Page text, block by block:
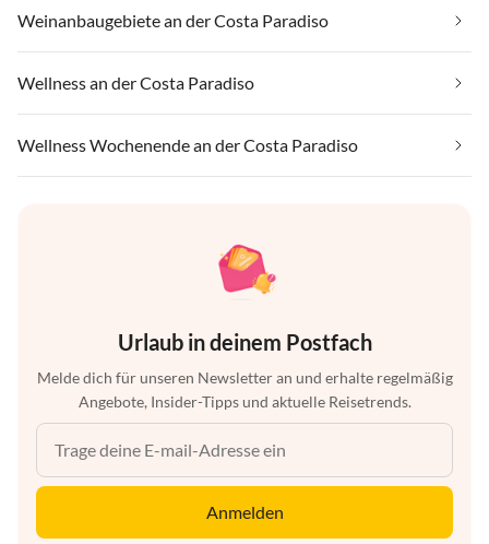
Weinanbaugebiete an der Costa Paradiso
Wellness an der Costa Paradiso
Wellness Wochenende an der Costa Paradiso
Urlaub in deinem Postfach
Melde dich für unseren Newsletter an und erhalte regelmäßig
Angebote, Insider-Tipps und aktuelle Reisetrends.
Anmelden